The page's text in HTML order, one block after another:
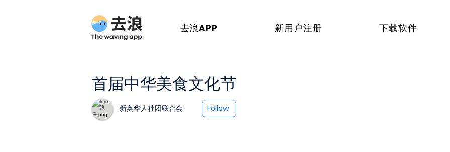
去浪APP 新用户注册 下载软件
首届中华美食文化节
新奥华人社团联合会 Follow